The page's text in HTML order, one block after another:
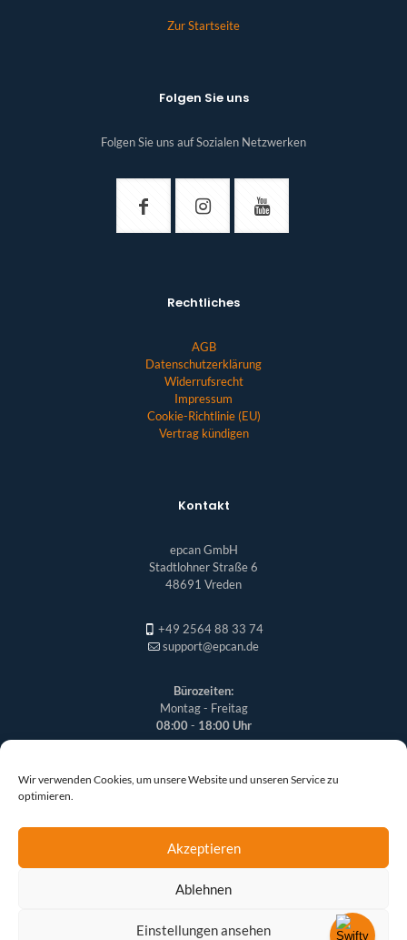
Wir verwenden Cookies, um unsere Website und unseren Service zu
optimieren.
Akzeptieren
Ablehnen
Einstellungen ansehen
Zur Startseite
Folgen Sie uns
Folgen Sie uns auf Sozialen Netzwerken
Rechtliches
AGB
Datenschutzerklärung
Widerrufsrecht
Impressum
Cookie-Richtlinie (EU)
Vertrag kündigen
Kontakt
epcan GmbH
Stadtlohner Straße 6
48691 Vreden
+49 2564 88 33 74
support@epcan.de
Bürozeiten:
Montag - Freitag
08:00- 18:00 Uhr